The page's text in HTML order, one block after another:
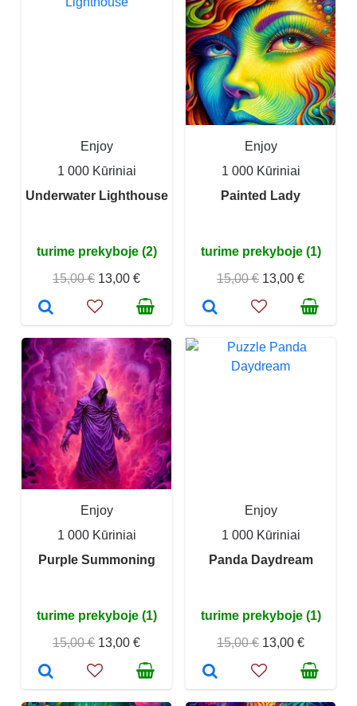
Enjoy
1 000 Kūriniai
Underwater Lighthouse
turime prekyboje (2)
15,00 € 13,00 €
Enjoy
1 000 Kūriniai
Painted Lady
turime prekyboje (1)
15,00 € 13,00 €
Enjoy
1 000 Kūriniai
Purple Summoning
turime prekyboje (1)
15,00 € 13,00 €
Enjoy
1 000 Kūriniai
Panda Daydream
turime prekyboje (1)
15,00 € 13,00 €